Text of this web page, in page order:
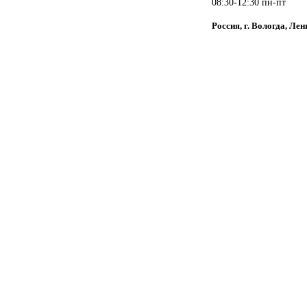
08:30-12:30 пн-пт
Россия, г. Вологда,